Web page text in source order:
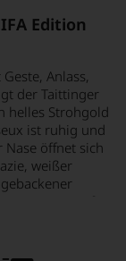
Edition
Anlass,
der Taittinger
helles Strohgold
ist ruhig und
öffnet sich
weißer
wirken. Am
Die Frucht